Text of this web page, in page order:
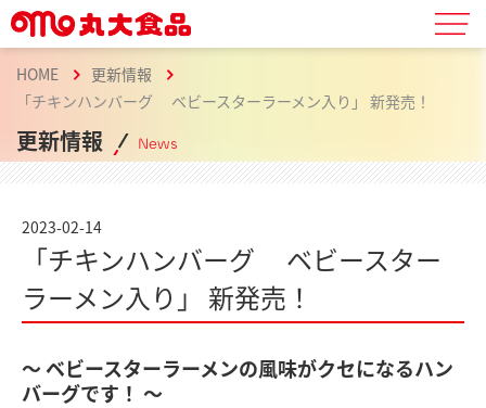
HOME
更新情報
「チキンハンバーグ ベビースターラーメン入り」 新発売！
更新情報 News
2023-02-14
「チキンハンバーグ ベビースター
ラーメン入り」 新発売！
～ ベビースターラーメンの風味がクセになるハン
バーグです！ ～